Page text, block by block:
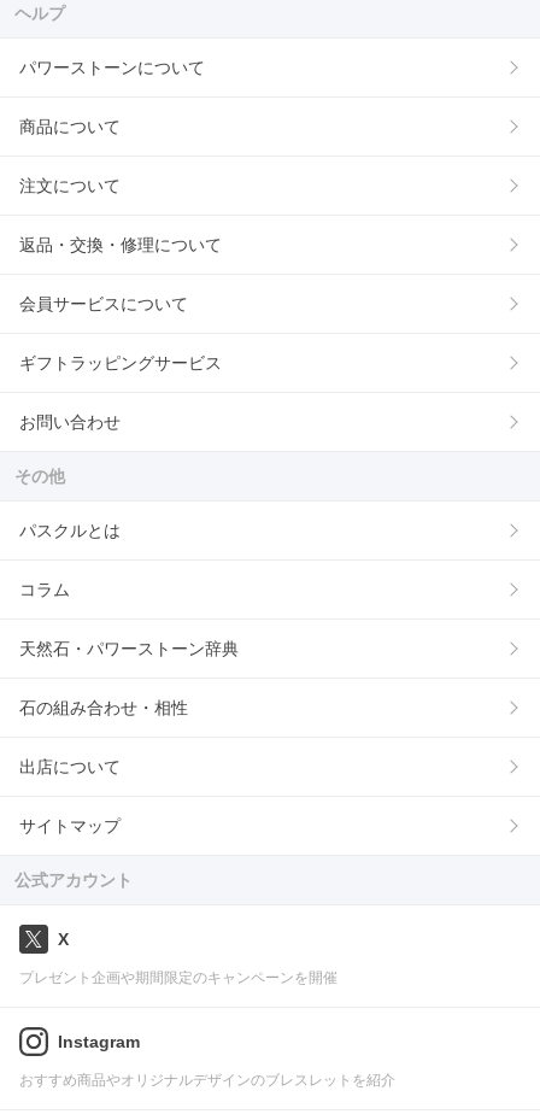
ヘルプ
パワーストーンについて
商品について
注文について
返品・交換・修理について
会員サービスについて
ギフトラッピングサービス
お問い合わせ
その他
パスクルとは
コラム
天然石・パワーストーン辞典
石の組み合わせ・相性
出店について
サイトマップ
公式アカウント
X
プレゼント企画や期間限定のキャンペーンを開催
Instagram
おすすめ商品やオリジナルデザインのブレスレットを紹介